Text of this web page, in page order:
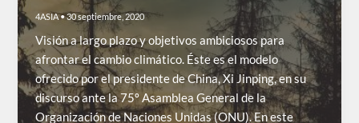
4ASIA•30 septiembre, 2020
Visión a largo plazo y objetivos ambiciosos para
afrontar el cambio climático. Éste es el modelo
ofrecido por el presidente de China, Xi Jinping, en su
discurso ante la 75º Asamblea General de la
Organización de Naciones Unidas (ONU). En este